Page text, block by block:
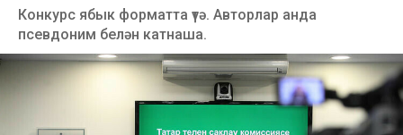
Конкурс ябык форматта үтә. Авторлар анда
псевдоним белән катнаша.